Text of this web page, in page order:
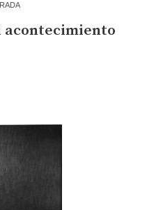
acontecimiento